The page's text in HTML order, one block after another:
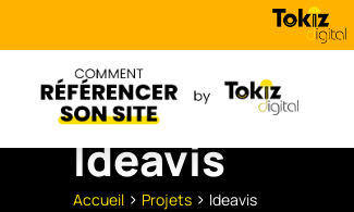
Ideavis
Accueil > Projets > Ideavis